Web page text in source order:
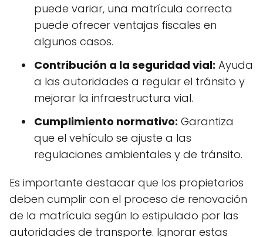
puede variar, una matrícula correcta
puede ofrecer ventajas fiscales en
algunos casos.
Contribución a la seguridad vial: Ayuda
a las autoridades a regular el tránsito y
mejorar la infraestructura vial.
Cumplimiento normativo: Garantiza
que el vehículo se ajuste a las
regulaciones ambientales y de tránsito.
Es importante destacar que los propietarios
deben cumplir con el proceso de renovación
de la matrícula según lo estipulado por las
autoridades de transporte. Ignorar estas